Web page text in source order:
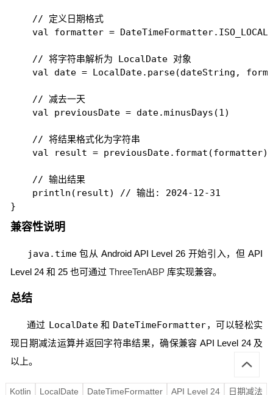
    // 定义日期格式
val formatter =
    // 将字符串解析为 LocalDate 对象
val date = LocalDate.parse(dateString,
    // 减去一天
    val previousDate = date.minusDays(1)
    // 将结果格式化为字符串
    val result = previousDate.format(formatter)
    // 输出结果
    println(result) // 输出: 2024-12-31
}
兼容性说明
java.time包从 Android API Level 26 开始引入，但 API
Level 24 和 25 也可通过 ThreeTenABP库实现兼容。
总结
通过 LocalDate和 DateTimeFormatter，可以轻松实
现日期减法运算并返回字符串结果，确保兼容 API Level 24 及
以上。
Kotlin LocalDate DateTimeFormatter API Level 24 日期减法